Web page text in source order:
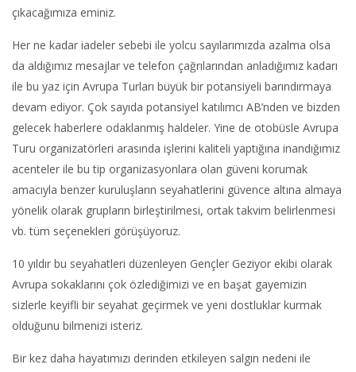
çıkacağımıza eminiz.
Her ne kadar iadeler sebebi ile yolcu sayılarımızda azalma olsa
da aldığımız mesajlar ve telefon çağrılarından anladığımız kadarı
ile bu yaz için Avrupa Turları büyük bir potansiyeli barındırmaya
devam ediyor. Çok sayıda potansiyel katılımcı AB’nden ve bizden
gelecek haberlere odaklanmış haldeler. Yine de otobüsle Avrupa
Turu organizatörleri arasında işlerini kaliteli yaptığına inandığımız
acenteler ile bu tip organizasyonlara olan güveni korumak
amacıyla benzer kuruluşların seyahatlerini güvence altına almaya
yönelik olarak grupların birleştirilmesi, ortak takvim belirlenmesi
vb. tüm seçenekleri görüşüyoruz.
10 yıldır bu seyahatleri düzenleyen Gençler Geziyor ekibi olarak
Avrupa sokaklarını çok özlediğimizi ve en başat gayemizin
sizlerle keyifli bir seyahat geçirmek ve yeni dostluklar kurmak
olduğunu bilmenizi isteriz.
Bir kez daha hayatımızı derinden etkileyen salgın nedeni ile